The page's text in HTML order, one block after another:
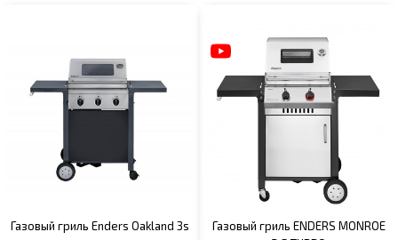
Газовый гриль Enders Oakland 3s
Газовый гриль ENDERS MONROE